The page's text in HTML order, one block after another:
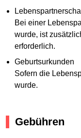
Bei einer
wurde, ist
erforderlich.
Geburtsurkunden
Sofern die
wurde.
Gebühren